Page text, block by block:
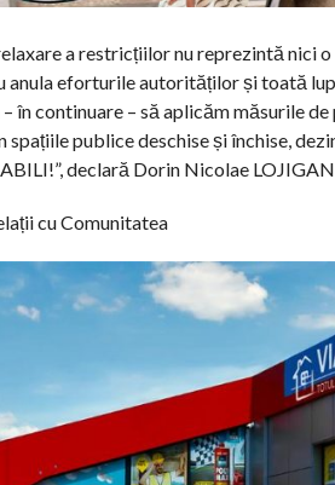
a restricțiilor nu reprezintă nici
anula eforturile autorităților și toată
în continuare – să aplicăm măsurile
spațiile publice deschise și închise,
declară Dorin Nicolae
cu Comunitatea